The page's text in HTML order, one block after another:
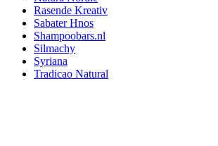
Rasende Kreativ
Sabater Hnos
Shampoobars.nl
Silmachy
Syriana
Tradicao Natural